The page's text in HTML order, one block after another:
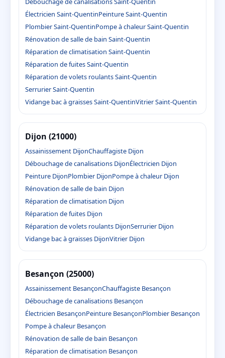
Électricien Saint-QuentinPeinture Saint-Quentin
Plombier Saint-QuentinPompe à chaleur Saint-Quentin
Rénovation de salle de bain Saint-Quentin
Réparation de climatisation Saint-Quentin
Réparation de fuites Saint-Quentin
Réparation de volets roulants Saint-Quentin
Serrurier Saint-Quentin
Vidange bac à graisses Saint-QuentinVitrier Saint-Quentin
Dijon (21000)
Assainissement DijonChauffagiste Dijon
Débouchage de canalisations DijonÉlectricien Dijon
Peinture DijonPlombier DijonPompe à chaleur Dijon
Rénovation de salle de bain Dijon
Réparation de climatisation Dijon
Réparation de fuites Dijon
Réparation de volets roulants DijonSerrurier Dijon
Vidange bac à graisses DijonVitrier Dijon
Besançon (25000)
Assainissement BesançonChauffagiste Besançon
Débouchage de canalisations Besançon
Électricien BesançonPeinture BesançonPlombier Besançon
Pompe à chaleur Besançon
Rénovation de salle de bain Besançon
Réparation de climatisation Besançon